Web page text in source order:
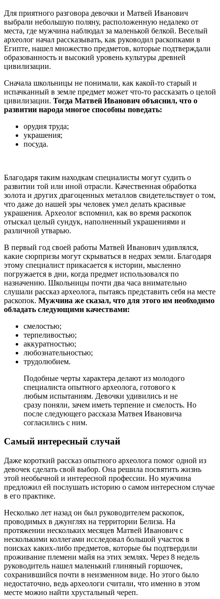
Для приятного разговора девочки и Матвей Иванович
выбрали небольшую поляну, расположенную недалеко от
места, где мужчина наблюдал за маленькой белкой. Веселый
археолог начал рассказывать, как руководил раскопками в
Египте, нашел множество предметов, которые подтверждали
образованность и высокий уровень культуры древней
цивилизации.
Сначала школьницы не понимали, как какой-то старый и
испачканный в земле предмет может что-то рассказать о целой
цивилизации. Тогда Матвей Иванович объяснил, что о
развитии народа многое способны поведать:
орудия труда;
украшения;
посуда.
Благодаря таким находкам специалисты могут судить о
развитии той или иной отрасли. Качественная обработка
золота и других драгоценных металлов свидетельствует о том,
что даже до нашей эры человек умел делать красивые
украшения. Археолог вспомнил, как во время раскопок
отыскал целый сундук, наполненный украшениями и
различной утварью.
В первый год своей работы Матвей Иванович удивлялся,
какие сюрпризы могут скрываться в недрах земли. Благодаря
этому специалист прикасается к истории, мысленно
погружается в дни, когда предмет использовался по
назначению. Школьницы почти два часа внимательно
слушали рассказ археолога, пытаясь представить себя на месте
раскопок. Мужчина же сказал, что для этого им необходимо
обладать следующими качествами:
смелостью;
терпеливостью;
аккуратностью;
любознательностью;
трудолюбием.
Подобные черты характера делают из молодого
специалиста опытного археолога, готового к
любым испытаниям. Девочки удивились и не
сразу поняли, зачем иметь терпение и смелость. Но
после следующего рассказа Матвея Ивановича
согласились с ним.
Самый интересный случай
Даже короткий рассказ опытного археолога помог одной из
девочек сделать свой выбор. Она решила посвятить жизнь
этой необычной и интересной профессии. Но мужчина
предложил ей послушать историю о самом интересном случае
в его практике.
Несколько лет назад он был руководителем раскопок,
проводимых в джунглях на территории Белиза. На
протяжении нескольких месяцев Матвей Иванович с
несколькими коллегами исследовал большой участок в
поисках каких-либо предметов, которые бы подтвердили
проживание племени майя на этих землях. Через 8 недель
руководитель нашел маленький глиняный горшочек,
сохранившийся почти в неизменном виде. Но этого было
недостаточно, ведь археологи считали, что именно в этом
месте можно найти хрустальный череп.